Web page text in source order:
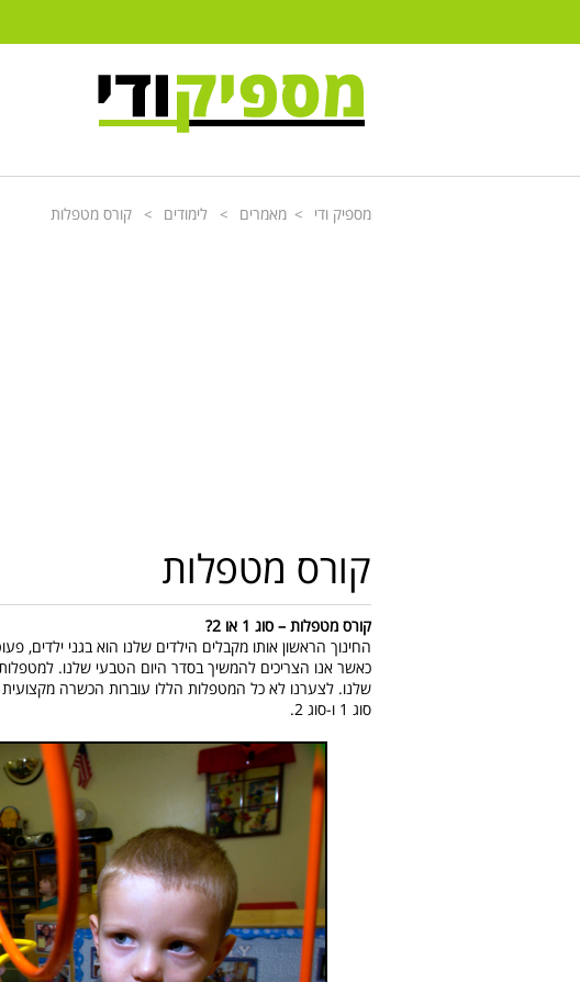
מספיק ודי > מאמרים > לימודים > קורס מטפלות
קורס מטפלות
קורס מטפלות – סוג 1 או 2?
כאשר אנו הצריכים להמשיך בסדר היום הטבעי שלנו.
סוג 1 ו-סוג 2.